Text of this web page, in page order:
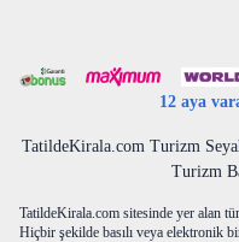
12 aya
TatildeKirala.com Turizm
Turizm
TatildeKirala.com sitesinde yer alan
Hiçbir şekilde basılı veya elektronik